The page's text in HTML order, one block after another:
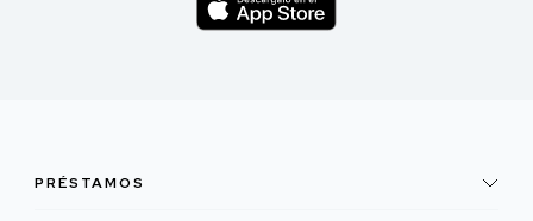
PRÉSTAMOS